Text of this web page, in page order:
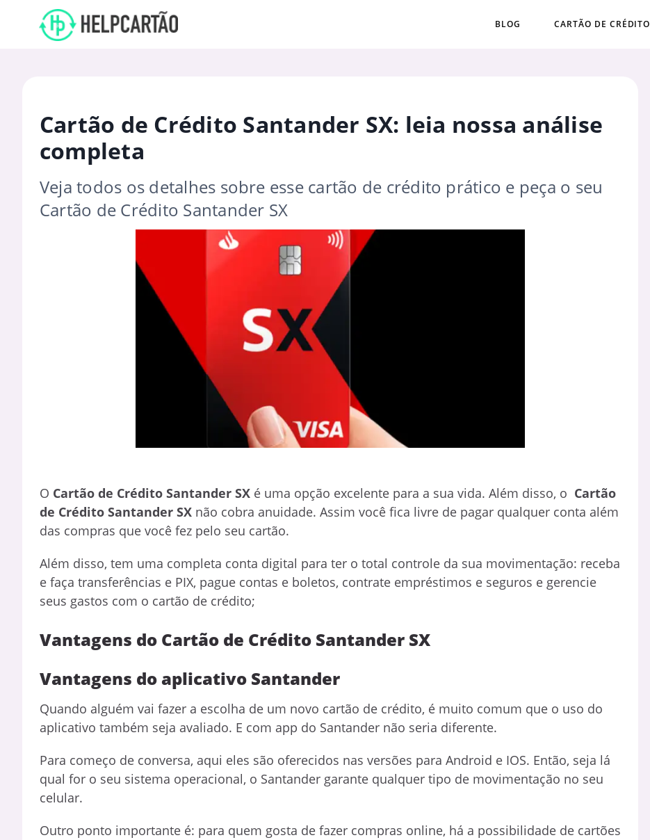
BLOG CARTÃO DE CRÉDITO
Cartão de Crédito Santander SX: leia nossa análise
completa
Veja todos os detalhes sobre esse cartão de crédito prático e peça o seu
Cartão de Crédito Santander SX
O Cartão de Crédito Santander SX é uma opção excelente para a sua vida. Além disso, o Cartão
de Crédito Santander SX não cobra anuidade. Assim você fica livre de pagar qualquer conta além
das compras que você fez pelo seu cartão.
Além disso, tem uma completa conta digital para ter o total controle da sua movimentação: receba
e faça transferências e PIX, pague contas e boletos, contrate empréstimos e seguros e gerencie
seus gastos com o cartão de crédito;
Vantagens do Cartão de Crédito Santander SX
Vantagens do aplicativo Santander
Quando alguém vai fazer a escolha de um novo cartão de crédito, é muito comum que o uso do
aplicativo também seja avaliado. E com app do Santander não seria diferente.
Para começo de conversa, aqui eles são oferecidos nas versões para Android e IOS. Então, seja lá
qual for o seu sistema operacional, o Santander garante qualquer tipo de movimentação no seu
celular.
Outro ponto importante é: para quem gosta de fazer compras online, há a possibilidade de cartões